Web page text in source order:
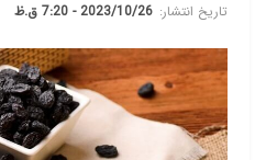
تاریخ انتشار: 2023/10/26 - 7:20 ق.ظ